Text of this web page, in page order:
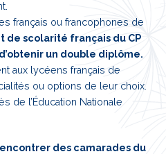
français ou francophones de
de scolarité français du CP
un double diplôme.
aux lycéens français de
ou options de leur choix.
de l’Éducation Nationale
des camarades du